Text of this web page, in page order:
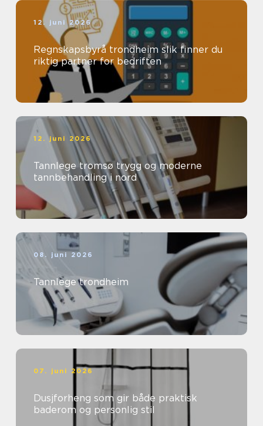
12. juni 2026
Regnskapsbyrå trondheim slik finner du
riktig partner for bedriften
12. juni 2026
Tannlege tromsø trygg og moderne
tannbehandling i nord
08. juni 2026
Tannlege trondheim
07. juni 2026
Dusjforheng som gir både praktisk
baderom og personlig stil